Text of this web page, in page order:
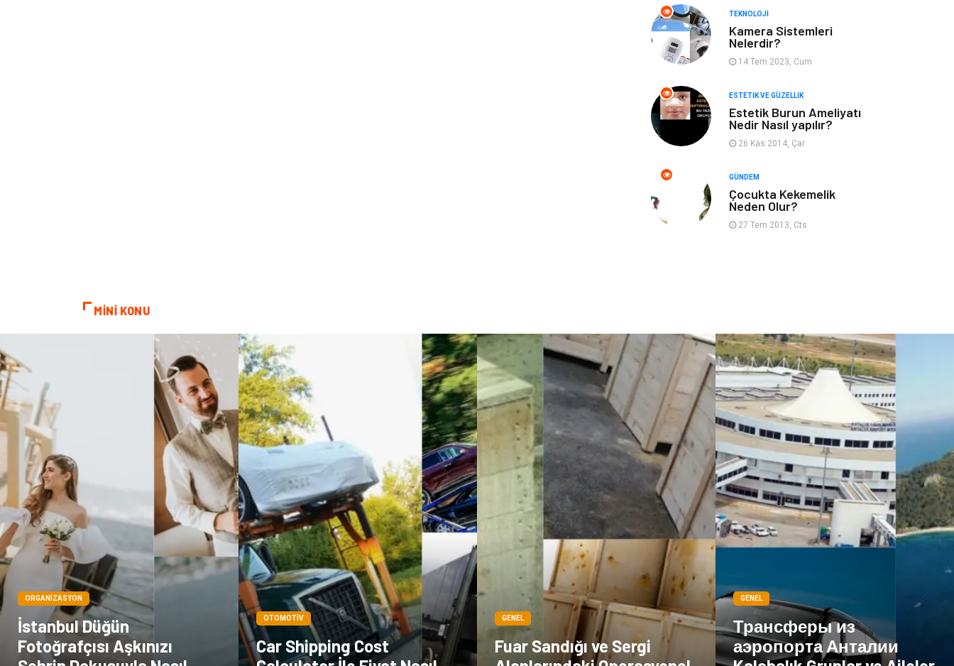
Kadın Hastalıkları Alternatif Tıp
Mobilya
Beslenme Çocuk Gelişimi
Psikolojik
Tatil
Kanser
Pratik Sağlık
Bilgileri
Göz Hastalıkları Kısırlık
Bakım Aksesuar
Sağlık Haberleri Blogroll
Spor Malzemeleri Hediyelik Eşya
Kültür Acil ve İlkyardım
TEKNOLOJI
Kamera Sistemleri
Nelerdir?
14 Tem 2023, Cum
ESTETIK VE GÜZELLIK
Estetik Burun Ameliyatı
Nedir Nasıl yapılır?
26 Kas 2014, Çar
GÜNDEM
Çocukta Kekemelik
Neden Olur?
27 Tem 2013, Cts
MİNİ KONU
ORGANIZASYON
İstanbul Düğün
Fotoğrafçısı Aşkınızı
OTOMOTIV
Car Shipping Cost
GENEL
Fuar Sandığı ve Sergi
GENEL
Трансферы из
аэропорта Анталии